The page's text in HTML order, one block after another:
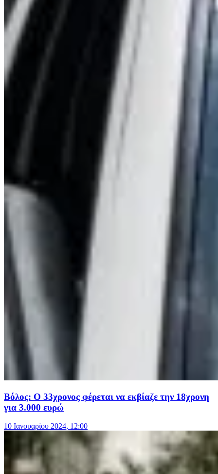
Βόλος: Ο 33χρονος φέρεται να εκβίαζε την 18χρονη
για 3.000 ευρώ
10 Ιανουαρίου 2024, 12:00